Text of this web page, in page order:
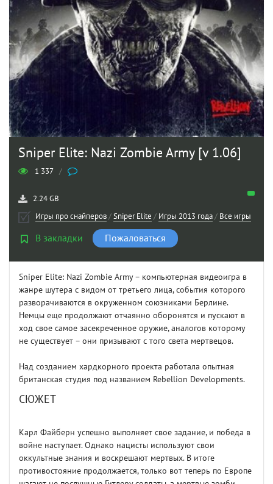
Sniper Elite: Nazi Zombie Army [v 1.06]
1 337 /
2.24 GB
Игры про снайперов/Sniper Elite / Игры 2013 года/ Все игры
В закладки Пожаловаться
Sniper Elite: Nazi Zombie Army – компьютерная видеоигра в
жанре шутера с видом от третьего лица, события которого
разворачиваются в окруженном союзниками Берлине.
Немцы еще продолжают отчаянно оборонятся и пускают в
ход свое самое засекреченное оружие, аналогов которому
не существует – они призывают с того света мертвецов.
Над созданием хардкорного проекта работала опытная
британская студия под названием Rebellion Developments.
СЮЖЕТ
Карл Файберн успешно выполняет свое задание, и победа в
войне наступает. Однако нацисты используют свои
оккультные знания и воскрешают мертвых. В итоге
противостояние продолжается, только вот теперь по Европе